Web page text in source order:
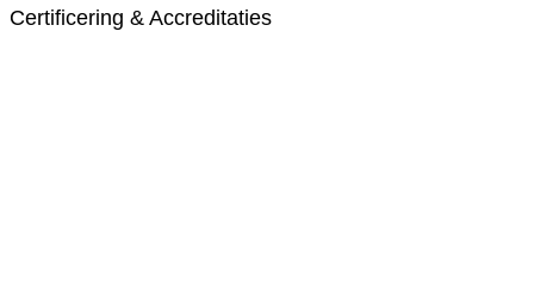
Certificering & Accreditaties